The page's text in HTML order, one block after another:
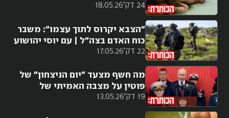
24 דק' 18.05.26
7 באוקטובר
22 דק' 17.05.26
"הצבא יקרוס לתוך עצמו": משבר
כוח האדם בצה"ל | עם יוסי יהושוע
19 דק' 13.05.26
מה חשף מצעד "יום הניצחון" של
פוטין על מצבה האמיתי של
רוסיה?